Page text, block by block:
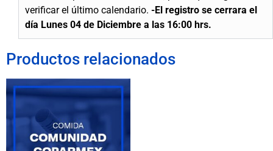
verificar el último calendario. -El registro se cerrara el
día Lunes 04 de Diciembre a las 16:00 hrs.
Productos relacionados